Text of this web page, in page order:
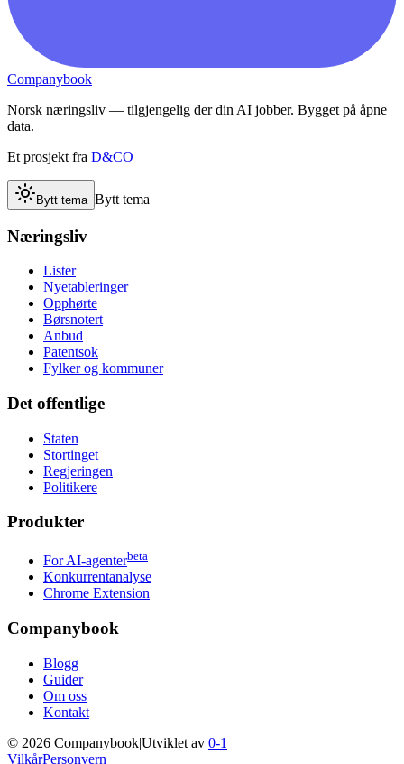
Companybook
Norsk næringsliv — tilgjengelig der din AI jobber. Bygget på åpne
data.
Et prosjekt fra D&CO
Bytt tema Bytt tema
Næringsliv
Lister
Nyetableringer
Opphørte
Børsnotert
Anbud
Patentsok
Fylker og kommuner
Det offentlige
Staten
Stortinget
Regjeringen
Politikere
Produkter
For AI-agenterbeta
Konkurrentanalyse
Chrome Extension
Companybook
Blogg
Guider
Om oss
Kontakt
© 2026 Companybook|Utviklet av 0-1
VilkårPersonvern